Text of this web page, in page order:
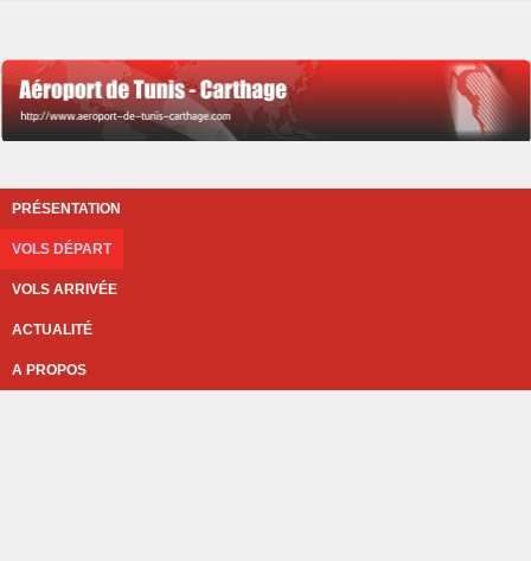
PRÉSENTATION
VOLS DÉPART
VOLS ARRIVÉE
ACTUALITÉ
A PROPOS